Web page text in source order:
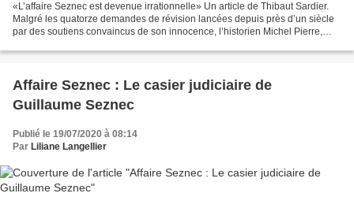
«L’affaire Seznec est devenue irrationnelle» Un article de Thibaut Sardier.
Malgré les quatorze demandes de révision lancées depuis près d’un siècle
par des soutiens convaincus de son innocence, l’historien Michel Pierre,
Affaire Seznec : Le casier judiciaire de
Guillaume Seznec
Publié le 19/07/2020 à 08:14
Par Liliane Langellier